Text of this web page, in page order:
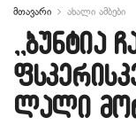
მთავარი ახალი ამბები
,,ბუნტია
ლალი